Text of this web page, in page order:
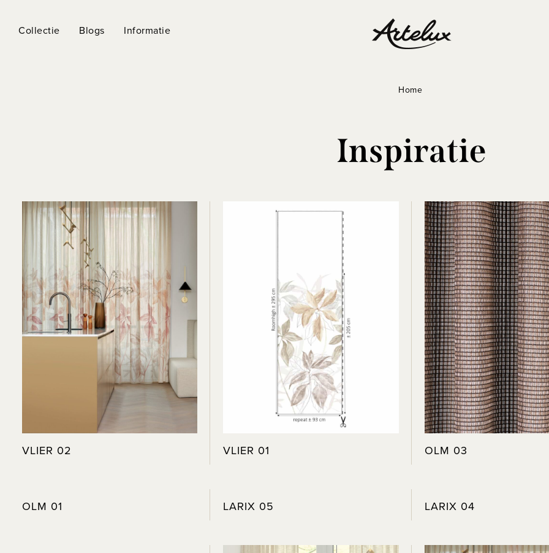
Collectie Blogs Informatie
Home
Inspiratie
VLIER 02 VLIER 01 OLM 03
OLM 01 LARIX 05 LARIX 04